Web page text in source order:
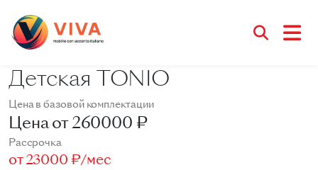
Детская TONIO
Цена в базовой комплектации
Цена от260000 ₽
Рассрочка
от23000 ₽/мес